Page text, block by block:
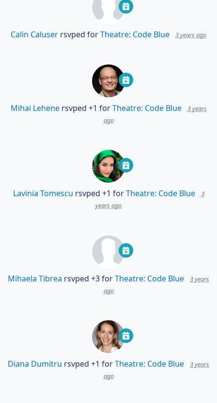
Calin Caluser rsvped forTheatre: Code Blue 3 years ago
Mihai Lehenersvped +1 forTheatre: Code Blue
3 years
ago
Lavinia Tomescu rsvped +1 forTheatre: Code Blue
3
years ago
Mihaela Tibrea rsvped +3 forTheatre: Code Blue
3 years
ago
Diana Dumitru rsvped +1 forTheatre: Code Blue
3 years
ago